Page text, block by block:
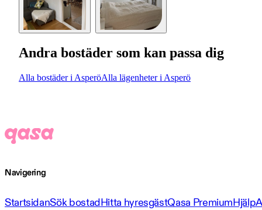
Andra bostäder som kan passa dig
Alla bostäder i AsperöAlla lägenheter i Asperö
Navigering
StartsidanSök bostadHitta hyresgästQasa PremiumHjälp